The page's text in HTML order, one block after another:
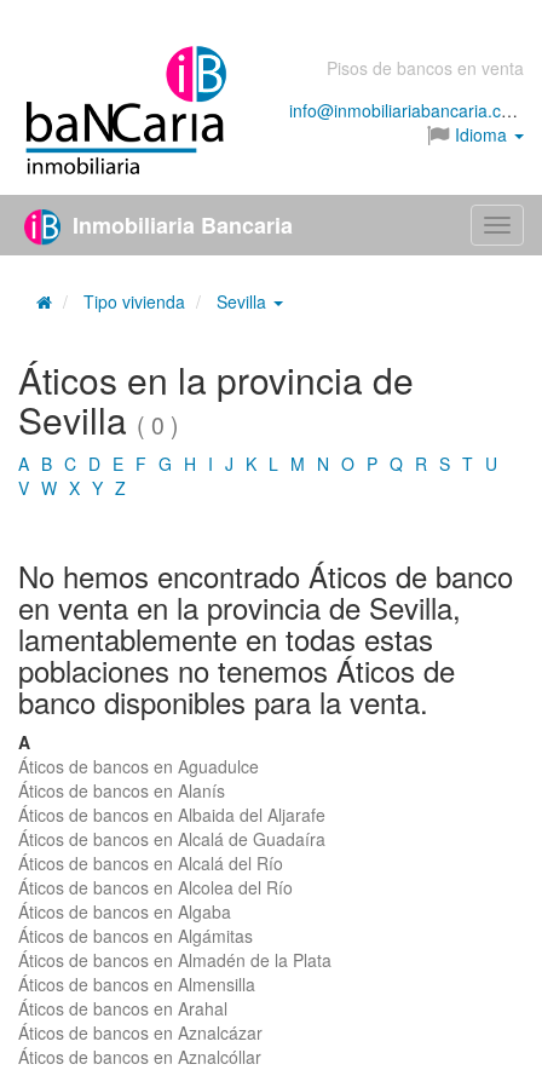
Pisos de bancos en venta
info@inmobiliariabancaria.com
Idioma
Menú
Inmobiliaria Bancaria
Tipo vivienda Sevilla
Áticos en la provincia de
Sevilla ( 0 )
A B C D E F G H I J K L M N O P Q R S T U
V W X Y Z
No hemos encontrado Áticos de banco
en venta en la provincia de Sevilla,
lamentablemente en todas estas
poblaciones no tenemos Áticos de
banco disponibles para la venta.
A
Áticos de bancos en Aguadulce
Áticos de bancos en Alanís
Áticos de bancos en Albaida del Aljarafe
Áticos de bancos en Alcalá de Guadaíra
Áticos de bancos en Alcalá del Río
Áticos de bancos en Alcolea del Río
Áticos de bancos en Algaba
Áticos de bancos en Algámitas
Áticos de bancos en Almadén de la Plata
Áticos de bancos en Almensilla
Áticos de bancos en Arahal
Áticos de bancos en Aznalcázar
Áticos de bancos en Aznalcóllar